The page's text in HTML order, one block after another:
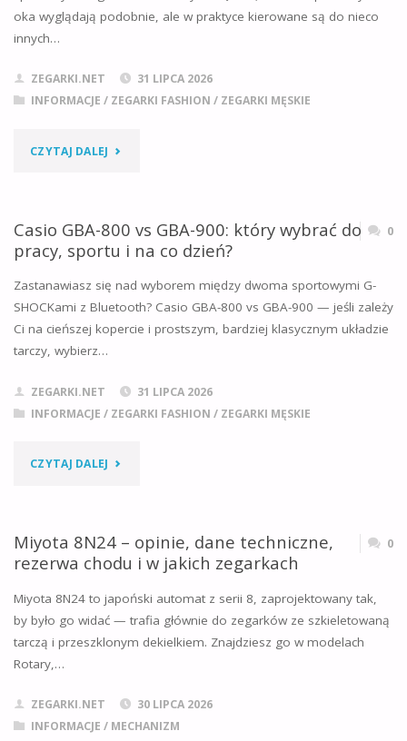
950
LEPSZY
START?"
oka wyglądają podobnie, ale w praktyce kierowane są do nieco
innych…
ZEGARKI.NET
31 LIPCA 2026
INFORMACJE / ZEGARKI FASHION / ZEGARKI MĘSKIE
CZYTAJ DALEJ "CASIO
900
VS
GBD-
200
I
POSŁUŻY?"
Casio GBA-800 vs GBA-900: który wybrać do
pracy, sportu i na co dzień?
0
Zastanawiasz się nad wyborem między dwoma sportowymi G-
SHOCKami z Bluetooth? Casio GBA-800 vs GBA-900 — jeśli zależy
Ci na cieńszej kopercie i prostszym, bardziej klasycznym układzie
tarczy, wybierz…
ZEGARKI.NET
31 LIPCA 2026
INFORMACJE / ZEGARKI FASHION / ZEGARKI MĘSKIE
CZYTAJ DALEJ "CASIO
800
VS
GBA-
900:
Miyota 8N24 – opinie, dane techniczne,
rezerwa chodu i w jakich zegarkach
0
Miyota 8N24 to japoński automat z serii 8, zaprojektowany tak,
by było go widać — trafia głównie do zegarków ze szkieletowaną
tarczą i przeszklonym dekielkiem. Znajdziesz go w modelach
Rotary,…
ZEGARKI.NET
30 LIPCA 2026
INFORMACJE / MECHANIZM